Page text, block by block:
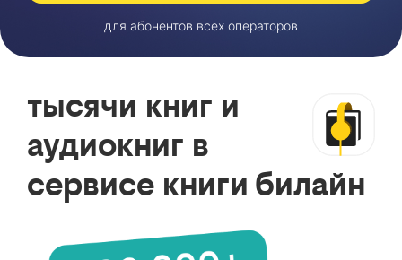
для абонентов всех операторов
тысячи книг и
аудиокниг в
сервисе книги билайн